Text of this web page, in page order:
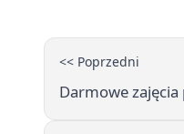
<< Poprzedni
Darmowe